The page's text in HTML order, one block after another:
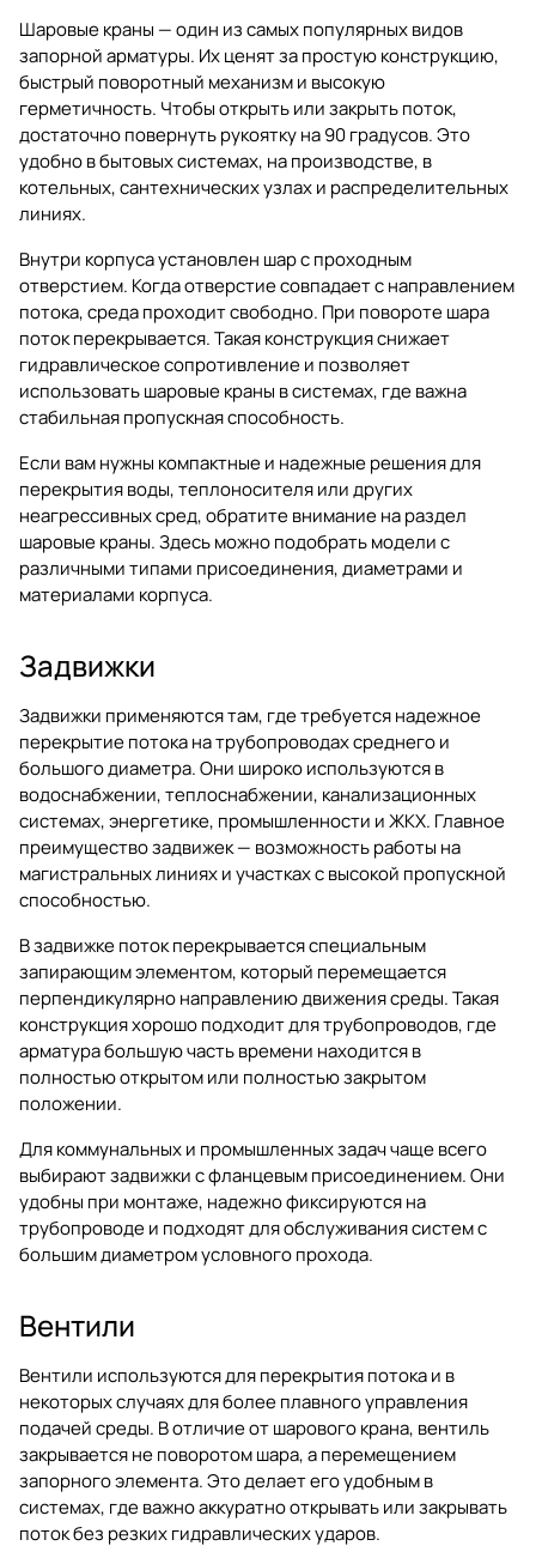
Шаровые краны — один из самых популярных видов
запорной арматуры. Их ценят за простую конструкцию,
быстрый поворотный механизм и высокую
герметичность. Чтобы открыть или закрыть поток,
достаточно повернуть рукоятку на 90 градусов. Это
удобно в бытовых системах, на производстве, в
котельных, сантехнических узлах и распределительных
линиях.
Внутри корпуса установлен шар с проходным
отверстием. Когда отверстие совпадает с направлением
потока, среда проходит свободно. При повороте шара
поток перекрывается. Такая конструкция снижает
гидравлическое сопротивление и позволяет
использовать шаровые краны в системах, где важна
стабильная пропускная способность.
Если вам нужны компактные и надежные решения для
перекрытия воды, теплоносителя или других
неагрессивных сред, обратите внимание на раздел
шаровые краны. Здесь можно подобрать модели с
различными типами присоединения, диаметрами и
материалами корпуса.
Задвижки
Задвижки применяются там, где требуется надежное
перекрытие потока на трубопроводах среднего и
большого диаметра. Они широко используются в
водоснабжении, теплоснабжении, канализационных
системах, энергетике, промышленности и ЖКХ. Главное
преимущество задвижек — возможность работы на
магистральных линиях и участках с высокой пропускной
способностью.
В задвижке поток перекрывается специальным
запирающим элементом, который перемещается
перпендикулярно направлению движения среды. Такая
конструкция хорошо подходит для трубопроводов, где
арматура большую часть времени находится в
полностью открытом или полностью закрытом
положении.
Для коммунальных и промышленных задач чаще всего
выбираютзадвижкис фланцевым присоединением. Они
удобны при монтаже, надежно фиксируются на
трубопроводе и подходят для обслуживания систем с
большим диаметром условного прохода.
Вентили
Вентили используются для перекрытия потока и в
некоторых случаях для более плавного управления
подачей среды. В отличие от шарового крана, вентиль
закрывается не поворотом шара, а перемещением
запорного элемента. Это делает его удобным в
системах, где важно аккуратно открывать или закрывать
поток без резких гидравлических ударов.